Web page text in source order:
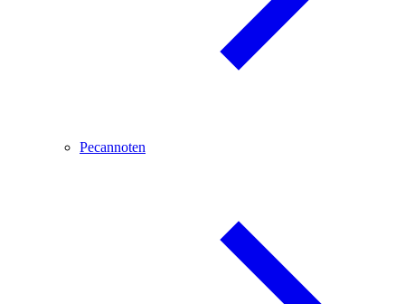
Pecannoten